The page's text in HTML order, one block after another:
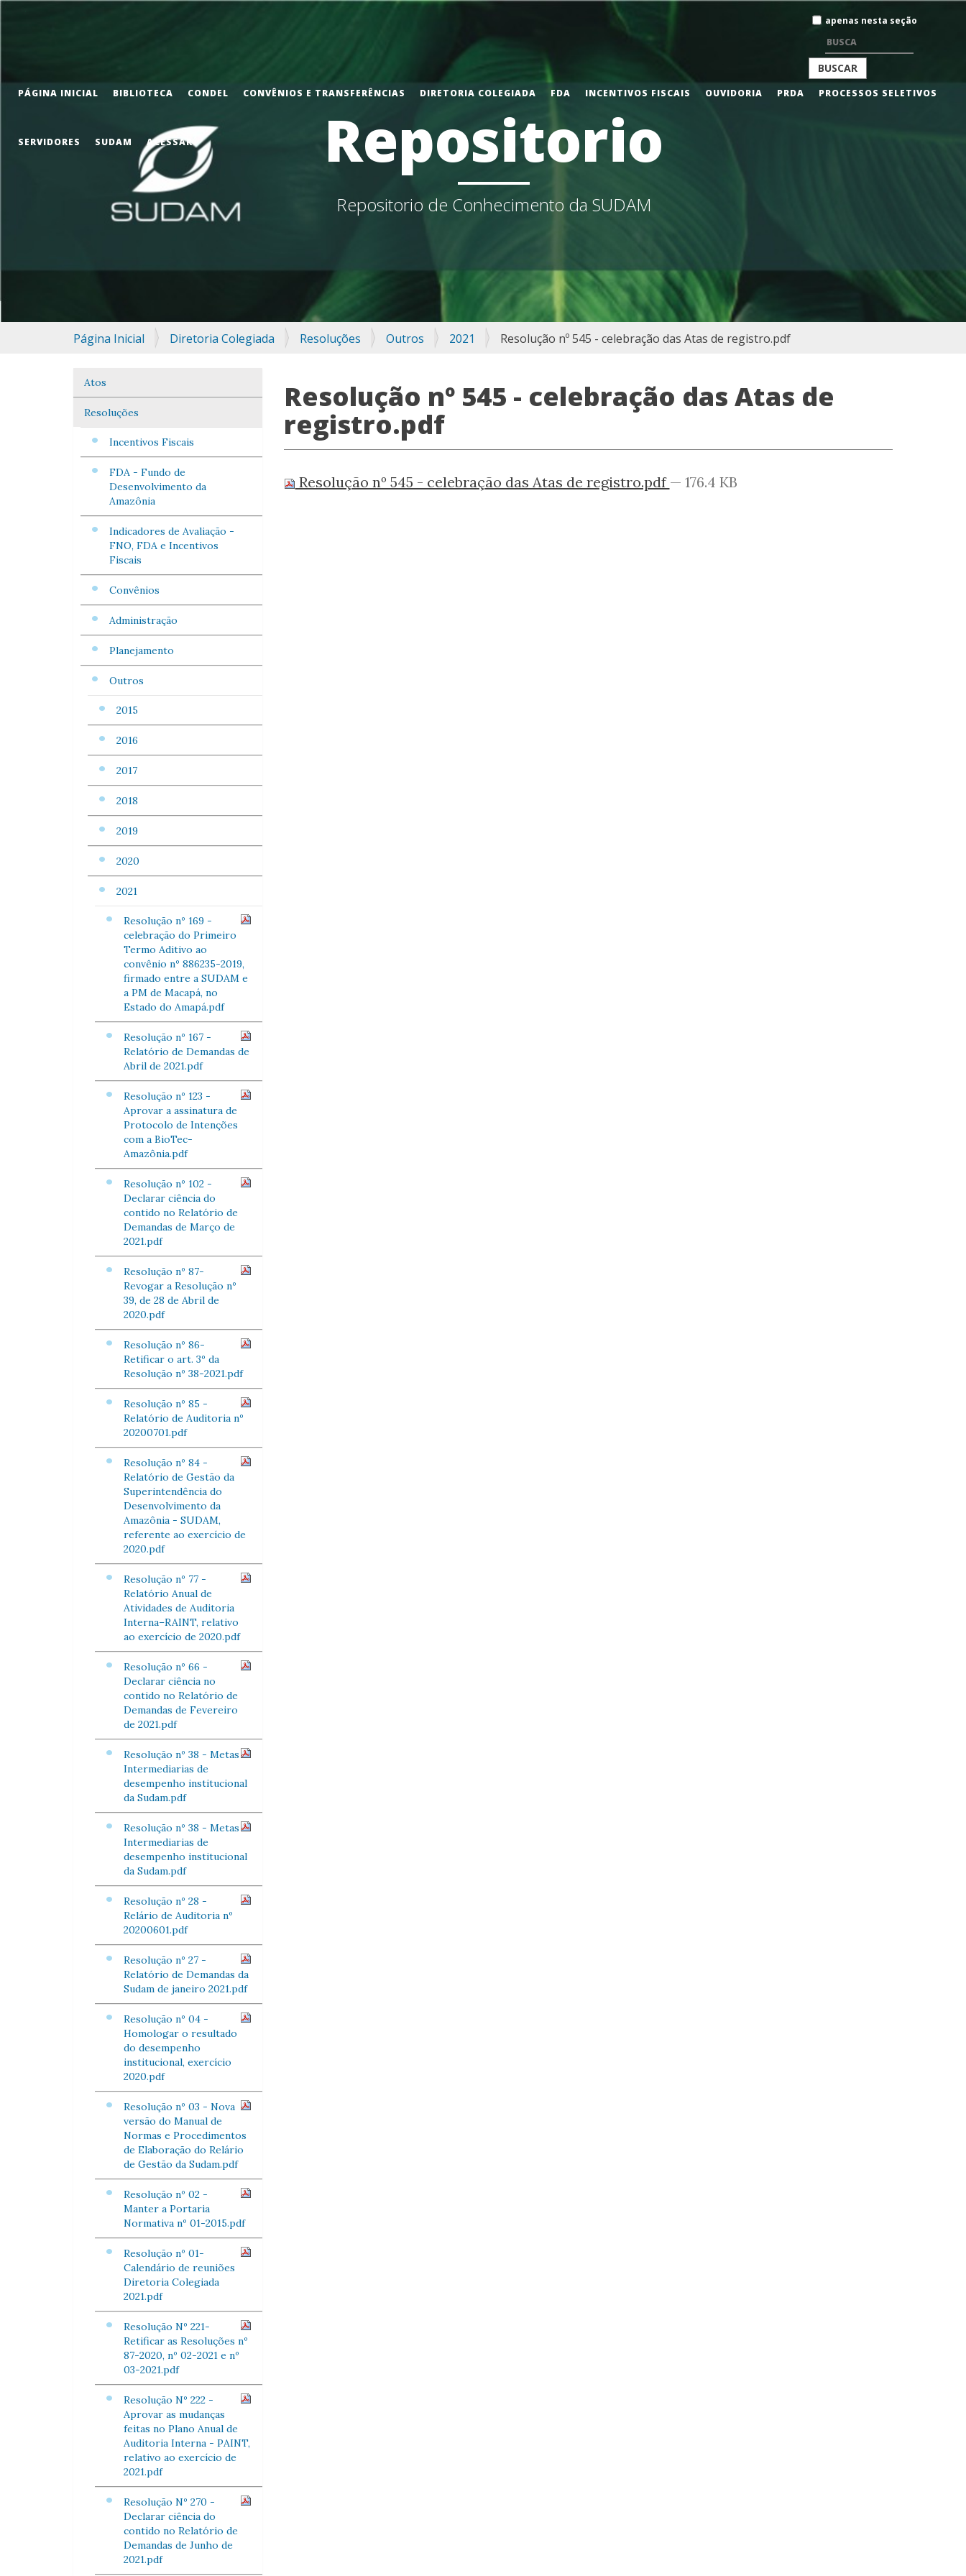
Repositorio
Repositorio de Conhecimento da SUDAM
Busca
apenas nesta seção
BUSCA
PÁGINA INICIAL BIBLIOTECA CONDEL CONVÊNIOS E TRANSFERÊNCIAS DIRETORIA COLEGIADA FDA INCENTIVOS FISCAIS OUVIDORIA PRDA PROCESSOS SELETIVOS
SERVIDORES SUDAM ACESSAR
Você
está
Página Inicial Diretoria Colegiada Resoluções Outros 2021 Resolução nº 545 - celebração das Atas de registro.pdf
Navegação
Atos
Resoluções
Incentivos Fiscais
FDA - Fundo de
Desenvolvimento da
Amazônia
Indicadores de Avaliação -
FNO, FDA e Incentivos
Fiscais
Convênios
Administração
Planejamento
Outros
2015
2016
2017
2018
2019
2020
2021
Resolução nº 169 -
celebração do Primeiro
Termo Aditivo ao
convênio nº 886235-2019,
firmado entre a SUDAM e
a PM de Macapá, no
Estado do Amapá.pdf
Resolução nº 167 -
Relatório de Demandas de
Abril de 2021.pdf
Resolução nº 123 -
Aprovar a assinatura de
Protocolo de Intenções
com a BioTec-
Amazônia.pdf
Resolução nº 102 -
Declarar ciência do
contido no Relatório de
Demandas de Março de
2021.pdf
Resolução nº 87-
Revogar a Resolução nº
39, de 28 de Abril de
2020.pdf
Resolução nº 86-
Retificar o art. 3º da
Resolução nº 38-2021.pdf
Resolução nº 85 -
Relatório de Auditoria nº
20200701.pdf
Resolução nº 84 -
Relatório de Gestão da
Superintendência do
Desenvolvimento da
Amazônia - SUDAM,
referente ao exercício de
2020.pdf
Resolução nº 77 -
Relatório Anual de
Atividades de Auditoria
Interna–RAINT, relativo
ao exercício de 2020.pdf
Resolução nº 66 -
Declarar ciência no
contido no Relatório de
Demandas de Fevereiro
de 2021.pdf
Resolução nº 38 - Metas
Intermediarias de
desempenho institucional
da Sudam.pdf
Resolução nº 38 - Metas
Intermediarias de
desempenho institucional
da Sudam.pdf
Resolução nº 28 -
Relário de Auditoria nº
20200601.pdf
Resolução nº 27 -
Relatório de Demandas da
Sudam de janeiro 2021.pdf
Resolução nº 04 -
Homologar o resultado
do desempenho
institucional, exercício
2020.pdf
Resolução nº 03 - Nova
versão do Manual de
Normas e Procedimentos
de Elaboração do Relário
de Gestão da Sudam.pdf
Resolução nº 02 -
Manter a Portaria
Normativa nº 01-2015.pdf
Resolução nº 01-
Calendário de reuniões
Diretoria Colegiada
2021.pdf
Resolução Nº 221-
Retificar as Resoluções nº
87-2020, nº 02-2021 e nº
03-2021.pdf
Resolução Nº 222 -
Aprovar as mudanças
feitas no Plano Anual de
Auditoria Interna - PAINT,
relativo ao exercício de
2021.pdf
Resolução Nº 270 -
Declarar ciência do
contido no Relatório de
Demandas de Junho de
2021.pdf
Resolução nº 545 - celebração das Atas de
registro.pdf
Resolução nº 545 - celebração das Atas de registro.pdf — 176.4 KB